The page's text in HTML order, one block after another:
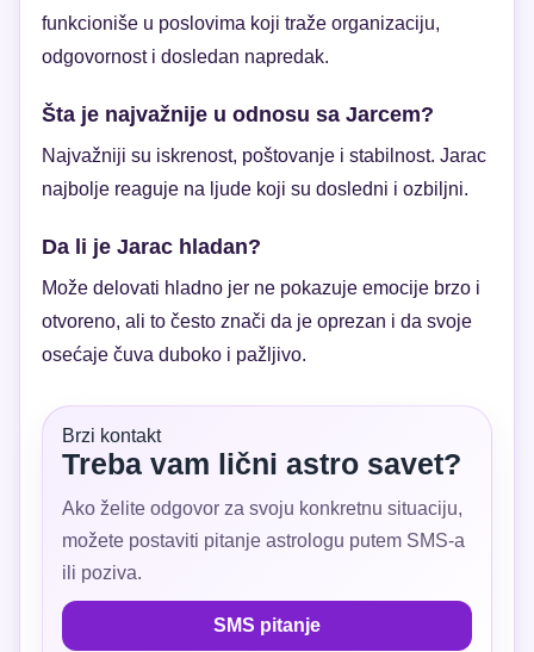
funkcioniše u poslovima koji traže organizaciju,
odgovornost i dosledan napredak.
Šta je najvažnije u odnosu sa Jarcem?
Najvažniji su iskrenost, poštovanje i stabilnost. Jarac
najbolje reaguje na ljude koji su dosledni i ozbiljni.
Da li je Jarac hladan?
Može delovati hladno jer ne pokazuje emocije brzo i
otvoreno, ali to često znači da je oprezan i da svoje
osećaje čuva duboko i pažljivo.
Brzi kontakt
Treba vam lični astro savet?
Ako želite odgovor za svoju konkretnu situaciju,
možete postaviti pitanje astrologu putem SMS-a
ili poziva.
SMS pitanje